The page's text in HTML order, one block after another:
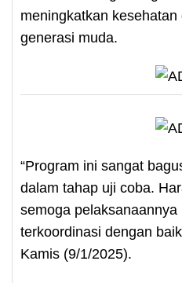
meningkatkan
generasi muda.
“Program ini sangat
dalam tahap uji coba.
semoga
terkoordinasi dengan
Kamis (9/1/2025).